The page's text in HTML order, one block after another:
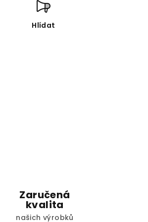
Hlídat
Zaručená
kvalita
našich výrobků